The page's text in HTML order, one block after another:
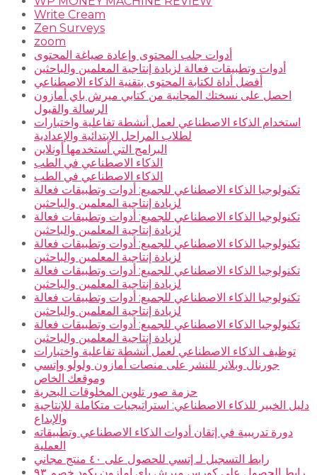
Write Cream
Zen Surveys
zoom
أدوات جلب المحتوى وإعادة صياغة المحتوى
أدوات وتطبيقات فعالة لزيادة إنتاجية المعلمين والباحثين
أفضل أداة لكتابة المحتوى بتقنية الذكاء الاصطناعي
احصل على نسختك المجانية من كتابي ميرش باي أمازون
الرسالة والقبول
استخدام الذكاء الاصطناعي لعمل أنشطة تفاعلية واختبارات
لطلاب المراحل الإبتدائية والإعدادية
البرامج التي أستخدمها أونلاين
الذكاء الاصطناعي في الطب
الذكاء الاصطناعي في الطب
تكنولوجيا الذكاء الاصطناعي للجميع: أدوات وتطبيقات فعالة
لزيادة إنتاجية المعلمين والباحثين
تكنولوجيا الذكاء الاصطناعي للجميع: أدوات وتطبيقات فعالة
لزيادة إنتاجية المعلمين والباحثين
تكنولوجيا الذكاء الاصطناعي للجميع: أدوات وتطبيقات فعالة
لزيادة إنتاجية المعلمين والباحثين
تكنولوجيا الذكاء الاصطناعي للجميع: أدوات وتطبيقات فعالة
لزيادة إنتاجية المعلمين والباحثين
تكنولوجيا الذكاء الاصطناعي للجميع: أدوات وتطبيقات فعالة
لزيادة إنتاجية المعلمين والباحثين
تكنولوجيا الذكاء الاصطناعي للجميع: أدوات وتطبيقات فعالة
لزيادة إنتاجية المعلمين والباحثين
توظيف الذكاء الاصطناعي لعمل أنشطة تفاعلية واختبارات
جورنال وبلانر للنشر على منصات أمازون ولولو وإتسي
وموقعك الخاص
حزمة صور تلوين المخلوقات البحرية
دليل الخبير للذكاء الاصطناعي: استراتيجيات متكاملة للإنتاجية
والإبداع
دورة تدريبية في إتقان أدوات الذكاء الاصطناعي وتطبيقاته
العملية
رابط التسجيل لـ إتسي للحصول على ٤٠ منتج مجاني